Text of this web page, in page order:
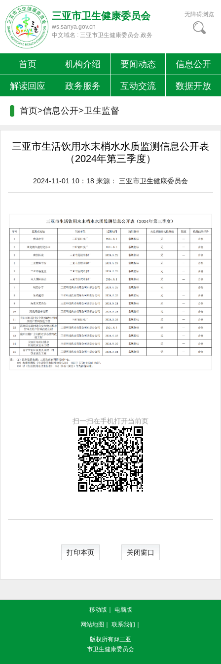
三亚市卫生健康委员会
ws.sanya.gov.cn
中文域名 : 三亚市卫生健康委员会.政务
无障碍浏览
首页 机构介绍 要闻动态 信息公开
解读回应 政务服务 互动交流 数据开放
首页>信息公开>卫生监督
三亚市生活饮用水末梢水水质监测信息公开表
（2024年第三季度）
2024-11-01 10：18 来源： 三亚市卫生健康委员会
扫一扫在手机打开当前页
打印本页 关闭窗口
移动版 ｜ 电脑版
网站地图 ｜ 联系我们 ｜
版权所有@三亚
市卫生健康委员会